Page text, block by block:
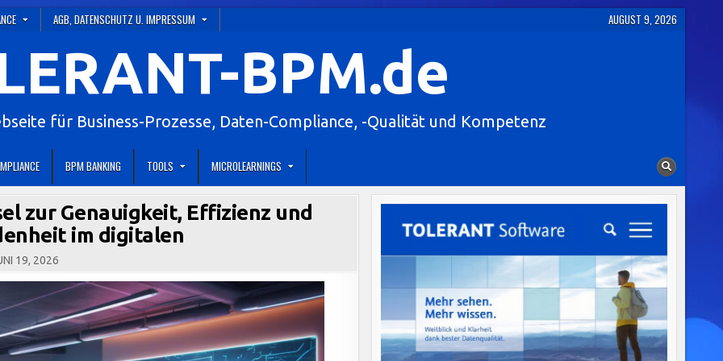
AGB, DATENSCHUTZ U. IMPRESSUM AUGUST 9, 2026
BPM.de
für Business-Prozesse, Daten-Compliance, -Qualität und Kompetenz
BPM BANKING TOOLS MICROLEARNINGS
zur Genauigkeit, Effizienz und
im digitalen
19, 2026